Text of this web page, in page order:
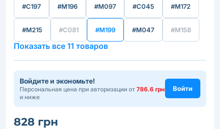
#C197 #M196 #M097 #C045 #M172
#M215 #C081 #M199 #M047 #M158
Показать все 11 товаров
Войдите и экономьте!
Персональная цена при авторизации от 786.6 грн
и ниже
Войти
828 грн